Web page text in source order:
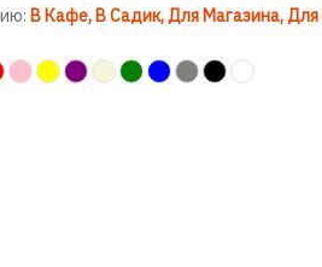
В Кафе В Садик Для Магазина Для